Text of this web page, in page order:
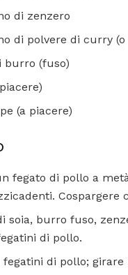
di zenzero
di polvere di curry
burro (fuso)
(a piacere)
fegato di pollo a
Cospargere
soia, burro fuso,
di pollo.
fegatini di pollo;